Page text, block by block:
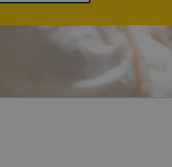
Pavadinimas
_tt_enable_cookie